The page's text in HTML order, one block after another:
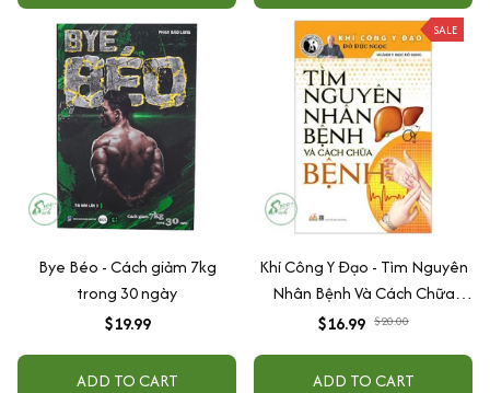
Bye Béo - Cách giảm 7kg
trong 30 ngày
$19.99
ADD TO CART
SALE
Khí Công Y Đạo - Tìm Nguyên
Nhân Bệnh Và Cách Chữa
Bệnh - Đỗ Đức Ngọc
$16.99 $20.00
ADD TO CART